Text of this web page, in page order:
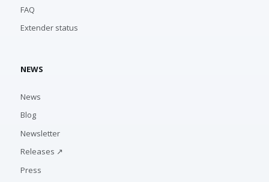
FAQ
Extender status
NEWS
News
Blog
Newsletter
Releases ↗
Press